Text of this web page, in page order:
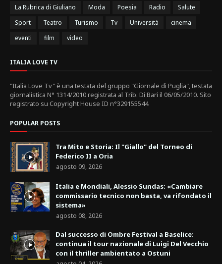
La Rubrica di Giuliano
Moda Poesia Radio
Salute
Sport
Teatro Turismo Tv Università
cinema
eventi
film video
ITALIA LOVE TV
"Italia Love Tv" è una testata del gruppo "Giornale di Puglia", testata
giornalistica N° 1314/2010 registrata al Trib. Di Bari il 06/05/2010. Sito
registrato su Copyright House ID n°329155544.
POPULAR POSTS
Tra Mito e Storia: Il "Giallo" del Torneo di
Federico II a Oria
agosto 09, 2026
Italia e Mondiali, Alessio Sundas: «Cambiare
commissario tecnico non basta, va rifondato il
sistema»
agosto 08, 2026
Dal successo di Ombre Festival a Baselice:
continua il tour nazionale di Luigi Del Vecchio
con il thriller ambientato a Ostuni